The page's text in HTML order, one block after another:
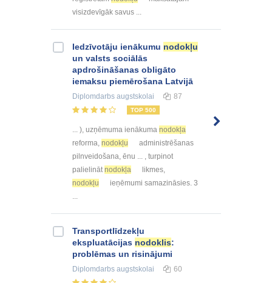
visizdevīgāk savus ...
Iedzīvotāju ienākumu nodokļu
un valsts sociālās
apdrošināšanas obligāto
iemaksu piemērošana Latvijā
Diplomdarbs augstskolai 87
TOP 500
... ), uzņēmuma ienākuma nodokļa
reforma, nodokļu
administrēšanas
pilnveidošana, ēnu ... , turpinot
palielināt nodokļa
likmes,
nodokļu
ieņēmumi samazināsies. 3
Transportlīdzekļu
ekspluatācijas nodoklis:
problēmas un risinājumi
Diplomdarbs augstskolai 60